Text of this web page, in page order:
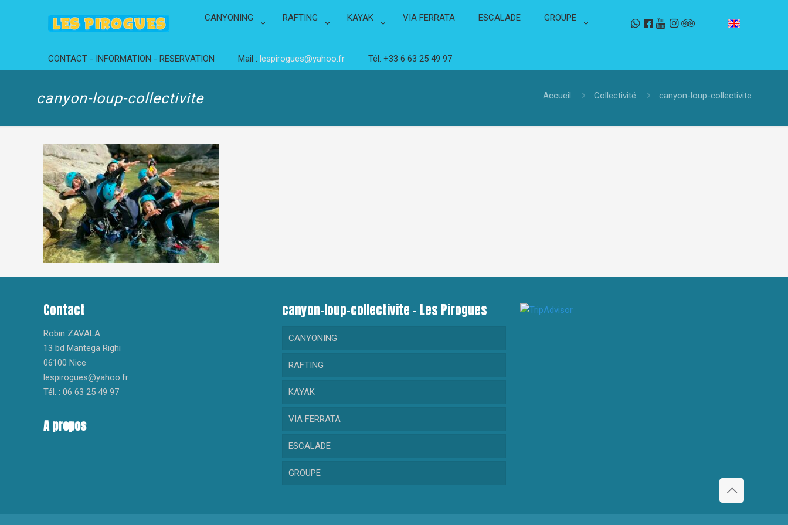
CANYONING RAFTING KAYAK VIA FERRATA ESCALADE GROUPE
CONTACT - INFORMATION - RESERVATION Mail : lespirogues@yahoo.fr Tél: +33 6 63 25 49 97
canyon-loup-collectivite Accueil Collectivité canyon-loup-collectivite
Contact
Robin ZAVALA
13 bd Mantega Righi
06100 Nice
lespirogues@yahoo.fr
Tél. : 06 63 25 49 97
A propos
canyon-loup-collectivite – Les Pirogues
CANYONING
RANDONNEE AQUATIQUE
GORGES DU LOUP
CRAMASSOURI
BARBAIRA
RIOLAN
RAFTING
RAFTING DECOUVERTE
RAFTING SPORTIF
KAYAK
KAYAK DECOUVERTE
KAYAK SPORTIF
VIA FERRATA
ESCALADE
GROUPE